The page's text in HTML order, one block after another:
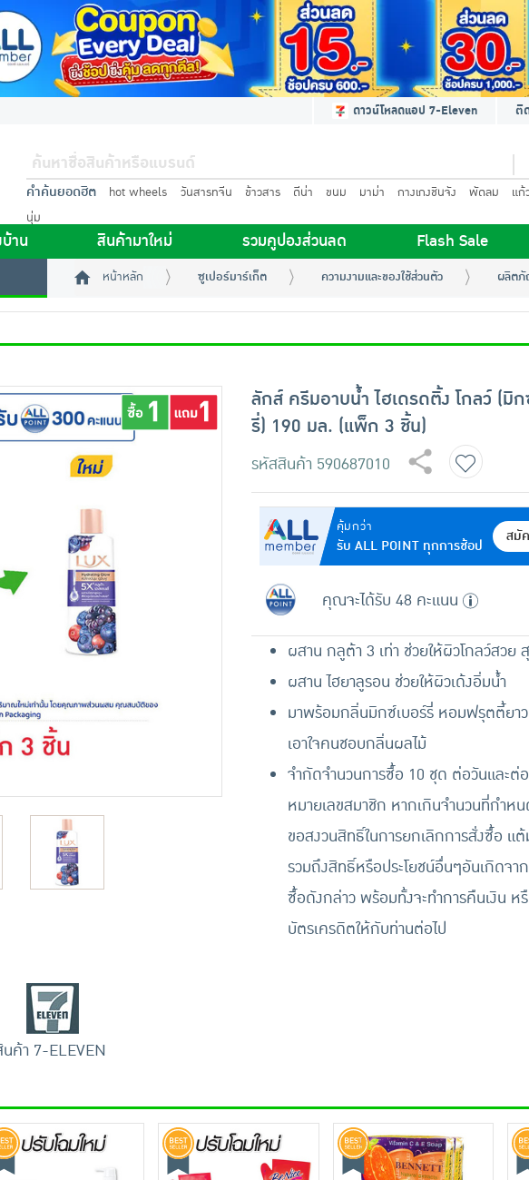
ดาวน์โหลดแอป 7-Eleven ติ
คำค้นยอดฮิต hot wheels วันสารทจีน ข้าวสาร ดีน่า ขนม มาม่า กางเกงชินจัง พัดลม แก้
นุ่ม
าน สินค้ามาใหม่ รวมคูปองส่วนลด Flash Sale
หน้าหลัก ซูเปอร์มาร์เก็ต ความงามและของใช้ส่วนตัว ผลิต
ลักส์ ครีมอาบน้ำ ไฮเดรดติ้ง โกลว์ (มิก
รี่) 190 มล. (แพ็ก 3 ชิ้น)
รหัสสินค้า 590687010
คุ้มกว่า
รับ ALL POINT ทุกการช้อป
สมั
คุณจะได้รับ 48 คะแนน
ผสาน กลูต้า 3 เท่า ช่วยให้ผิวโกลว์สวย
ผสาน ไฮยาลูรอน ช่วยให้ผิวเด้งอิ่มน้ำ
มาพร้อมกลิ่นมิกซ์เบอร์รี่ หอมฟรุตตี้ยา
เอาใจคนชอบกลิ่นผลไม้
จำกัดจำนวนการซื้อ 10 ชุด ต่อวันและต่อ
หมายเลขสมาชิก หากเกินจำนวนที่กำห
ขอสงวนสิทธิ์ในการยกเลิกการสั่งซื้อ แ
รวมถึงสิทธิ์หรือประโยชน์อื่นๆอันเกิดจา
ซื้อดังกล่าว พร้อมทั้งจะทำการคืนเงิน หรื
บัตรเครดิตให้กับท่านต่อไป
ค้า 7-ELEVEN